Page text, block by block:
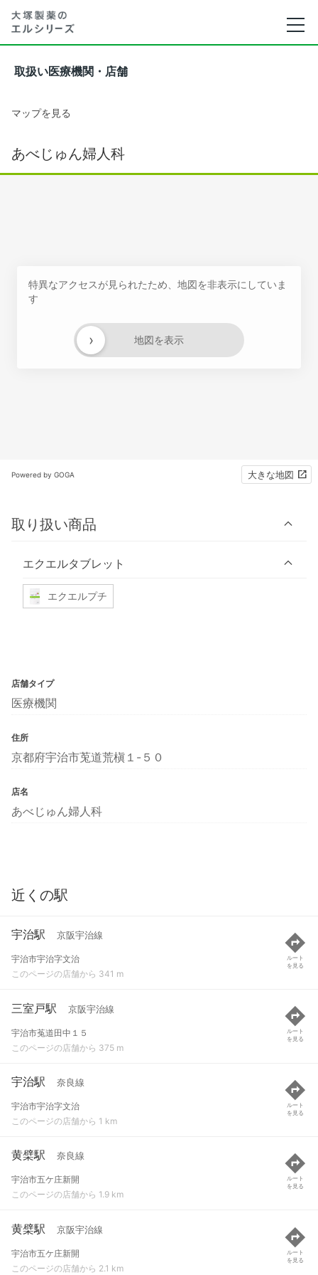
取扱い医療機関・店舗
マップを見る
あべじゅん婦人科
特異なアクセスが見られたため、地図を非表示にしていま
す
地図を表示
›
Powered by GOGA 大きな地図
取り扱い商品
エクエルタブレット
エクエルプチ
店舗タイプ
医療機関
住所
京都府宇治市莵道荒槇１-５０
店名
あべじゅん婦人科
近くの駅
宇治駅 京阪宇治線
宇治市宇治字文治
このページの店舗から 341 m
ルート
を見る
三室戸駅 京阪宇治線
宇治市菟道田中１５
このページの店舗から 375 m
ルート
を見る
宇治駅 奈良線
宇治市宇治字文治
このページの店舗から 1 km
ルート
を見る
黄檗駅 奈良線
宇治市五ケ庄新開
このページの店舗から 1.9 km
ルート
を見る
黄檗駅 京阪宇治線
宇治市五ケ庄新開
このページの店舗から 2.1 km
ルート
を見る